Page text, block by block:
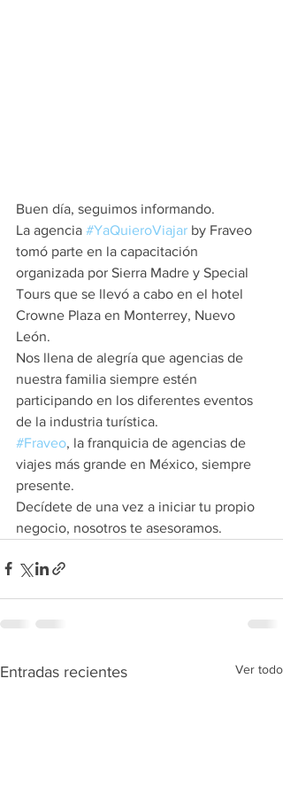
Buen día, seguimos informando.
La agencia #YaQuieroViajar by Fraveo
tomó parte en la capacitación
organizada por Sierra Madre y Special
Tours que se llevó a cabo en el hotel
Crowne Plaza en Monterrey, Nuevo
León.
Nos llena de alegría que agencias de
nuestra familia siempre estén
participando en los diferentes eventos
de la industria turística.
#Fraveo, la franquicia de agencias de
viajes más grande en México, siempre
presente.
Decídete de una vez a iniciar tu propio
negocio, nosotros te asesoramos.
Entradas recientes Ver todo